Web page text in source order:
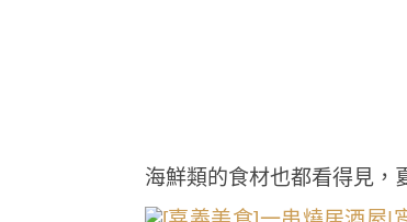
海鮮類的食材也都看得見，